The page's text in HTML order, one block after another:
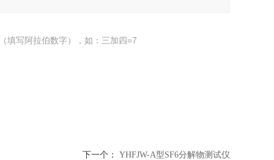
填写阿拉伯数字），如：三加四=7
下一个： YHFJW-A型SF6分解物测试仪